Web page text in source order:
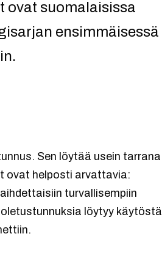
ovat suomalaisissa
ensimmäisessä
Sen löytää usein tarrana
ovat helposti arvattavia:
turvallisempiin
löytyy käytöstä